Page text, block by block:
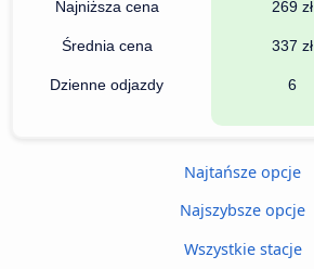
Najniższa cena
Średnia cena
Dzienne odjazdy
269 zł
337 zł
6
Najtańsze opcje
Najszybsze opcje
Wszystkie stacje